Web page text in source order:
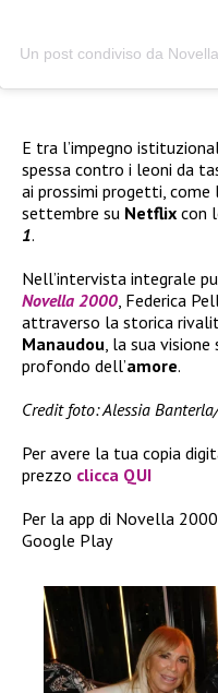
Un post condiviso da
E tra l’impegno
spessa contro i leoni da
ai prossimi progetti,
settembre su Netflix con
1.
Nell’intervista integrale
Novella 2000, Federica
attraverso la storica
Manaudou, la sua visione
profondo dell’amore.
Credit foto: Alessia
Per avere la tua copia
prezzo clicca QUI
Per la app di Novella 2000
Google Play